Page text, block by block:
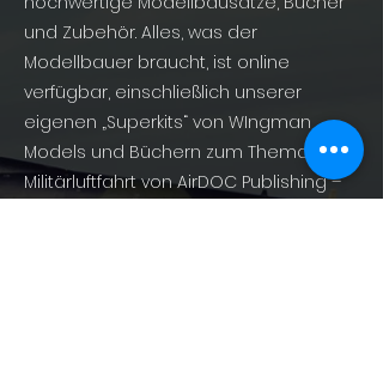
und Zubehör. Alles, was der
Modellbauer braucht, ist online
verfügbar, einschließlich unserer
eigenen „Superkits“ von WIngman
Models und Büchern zum Thema
Militärluftfahrt von AirDOC Publishing –